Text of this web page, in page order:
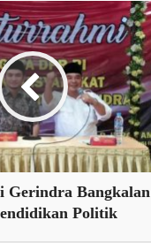
Gerindra Bangkalan
Politik